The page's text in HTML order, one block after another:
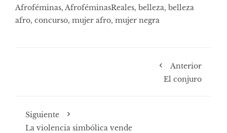
Afroféminas, AfroféminasReales, belleza, belleza
afro, concurso, mujer afro, mujer negra
Anterior
El conjuro
Siguiente
La violencia simbólica vende